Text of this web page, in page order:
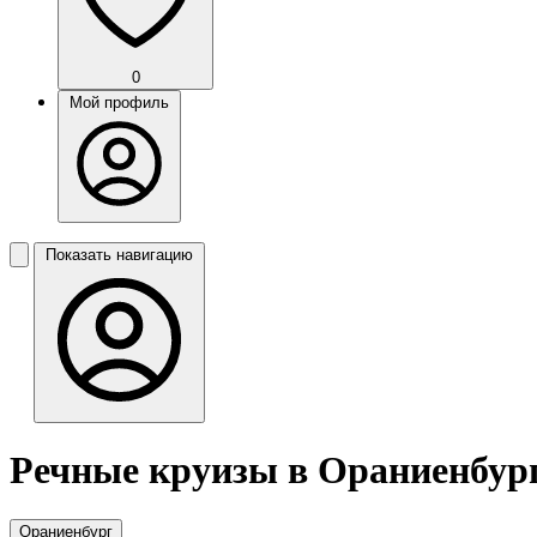
0
Мой профиль
Показать навигацию
Речные круизы в
Ораниенбург